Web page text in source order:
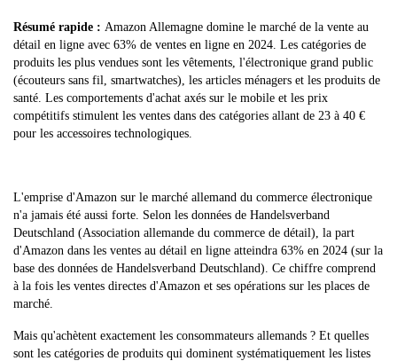
Résumé rapide : Amazon Allemagne domine le marché de la vente au
détail en ligne avec 63% de ventes en ligne en 2024. Les catégories de
produits les plus vendues sont les vêtements, l'électronique grand public
(écouteurs sans fil, smartwatches), les articles ménagers et les produits de
santé. Les comportements d'achat axés sur le mobile et les prix
compétitifs stimulent les ventes dans des catégories allant de 23 à 40 €
pour les accessoires technologiques.
L'emprise d'Amazon sur le marché allemand du commerce électronique
n'a jamais été aussi forte. Selon les données de Handelsverband
Deutschland (Association allemande du commerce de détail), la part
d'Amazon dans les ventes au détail en ligne atteindra 63% en 2024 (sur la
base des données de Handelsverband Deutschland). Ce chiffre comprend
à la fois les ventes directes d'Amazon et ses opérations sur les places de
marché.
Mais qu'achètent exactement les consommateurs allemands ? Et quelles
sont les catégories de produits qui dominent systématiquement les listes